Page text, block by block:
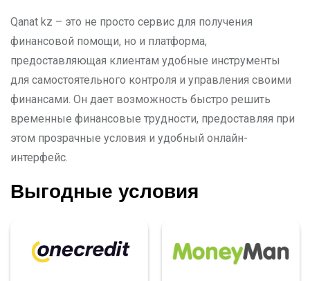
Qanat kz – это не просто сервис для получения
финансовой помощи, но и платформа,
предоставляющая клиентам удобные инструменты
для самостоятельного контроля и управления своими
финансами. Он дает возможность быстро решить
временные финансовые трудности, предоставляя при
этом прозрачные условия и удобный онлайн-
интерфейс.
Выгодные условия